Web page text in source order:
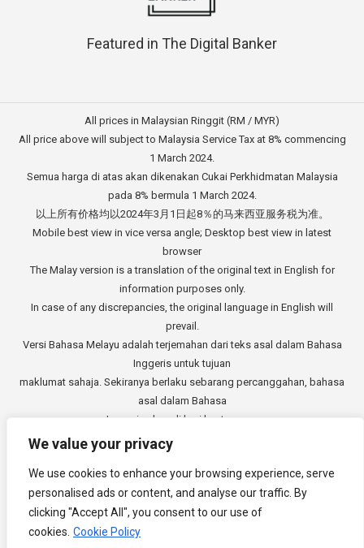
We value your privacy
We use cookies to enhance your browsing experience, serve
personalised ads or content, and analyse our traffic. By
clicking "Accept All", you consent to our use of
cookies. Cookie Policy
Featured in The Digital Banker
All prices in Malaysian Ringgit (RM / MYR)
All price above will subject to Malaysia Service Tax at 8% commencing
1 March 2024.
Semua harga di atas akan dikenakan Cukai Perkhidmatan Malaysia
pada 8% bermula 1 March 2024.
以上所有价格均以2024年3月1日起8％的马来西亚服务税为准。
Mobile best view in vice versa angle; Desktop best view in latest
browser
The Malay version is a translation of the original text in English for
information purposes only.
In case of any discrepancies, the original language in English will
prevail.
Versi Bahasa Melayu adalah terjemahan dari teks asal dalam Bahasa
Inggeris untuk tujuan
maklumat sahaja. Sekiranya berlaku sebarang percanggahan, bahasa
asal dalam Bahasa
Inggeris akan di beri keutamaan.
中文版本是从英文原始文本的翻译，仅供参考。如有任何差异，以英语
Copyright © 2014 - 20263E Accounting Services Sdn. Bhd.
Company Registration Number: 201901000501 (1309827-V). All rights
reserved.